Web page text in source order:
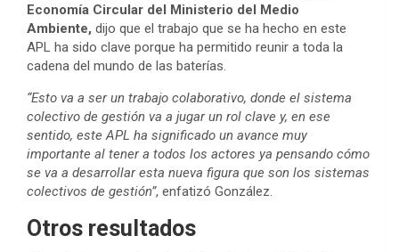
Economía Circular del Ministerio del Medio
Ambiente, dijo que el trabajo que se ha hecho en este
APL ha sido clave porque ha permitido reunir a toda la
cadena del mundo de las baterías.
“Esto va a ser un trabajo colaborativo, donde el sistema
colectivo de gestión va a jugar un rol clave y, en ese
sentido, este APL ha significado un avance muy
importante al tener a todos los actores ya pensando cómo
se va a desarrollar esta nueva figura que son los sistemas
colectivos de gestión”, enfatizó González.
Otros resultados